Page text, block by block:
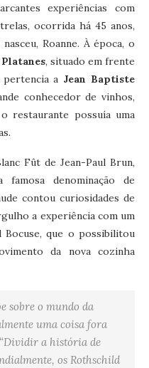
experiências com
ocorrida há 45 anos,
Roanne. À época, o
, situado em frente
a Jean Baptiste
conhecedor de vinhos,
restaurante possuía uma
Fût de Jean-Paul Brun,
denominação de
contou curiosidades de
a experiência com um
Bocuse, que o possibilitou
da nova cozinha
sobre o mundo da
uma coisa fora
a história de
os Rothschild